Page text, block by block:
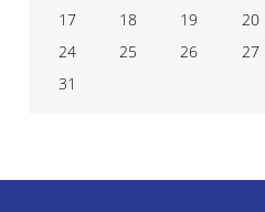
17
18 19 20
24
25 26 27
31